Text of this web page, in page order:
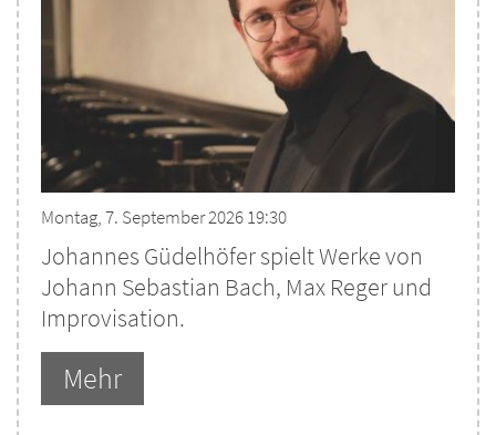
Montag, 7. September 2026 19:30
Johannes Güdelhöfer spielt Werke von
Johann Sebastian Bach, Max Reger und
Improvisation.
Mehr